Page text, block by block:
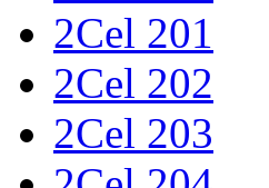
2Cel 201
2Cel 202
2Cel 203